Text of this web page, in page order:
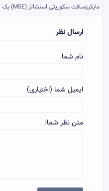
مایکروسافت سکوریتی اسنشالز (MSE) یک نرم‌افزار ضدویروس رایگان...
ارسال نظر
نام شما
ایمیل شما (اختیاری)
متن نظر شما: